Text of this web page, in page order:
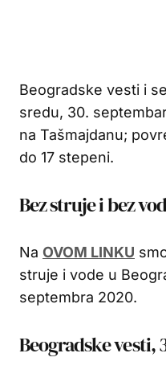
Beogradske vesti i
sredu, 30.
na Tašmajdanu;
do 17 stepeni.
Bez struje i bez
Na OVOM LINKU
struje i vode u
septembra 2020.
Beogradske vesti,